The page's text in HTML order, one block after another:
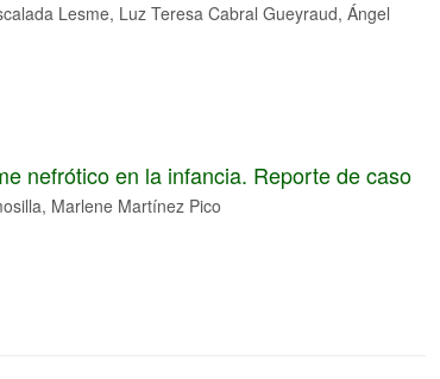
Lesme, Luz Teresa Cabral Gueyraud, Ángel
nefrótico en la infancia. Reporte de caso
Marlene Martínez Pico